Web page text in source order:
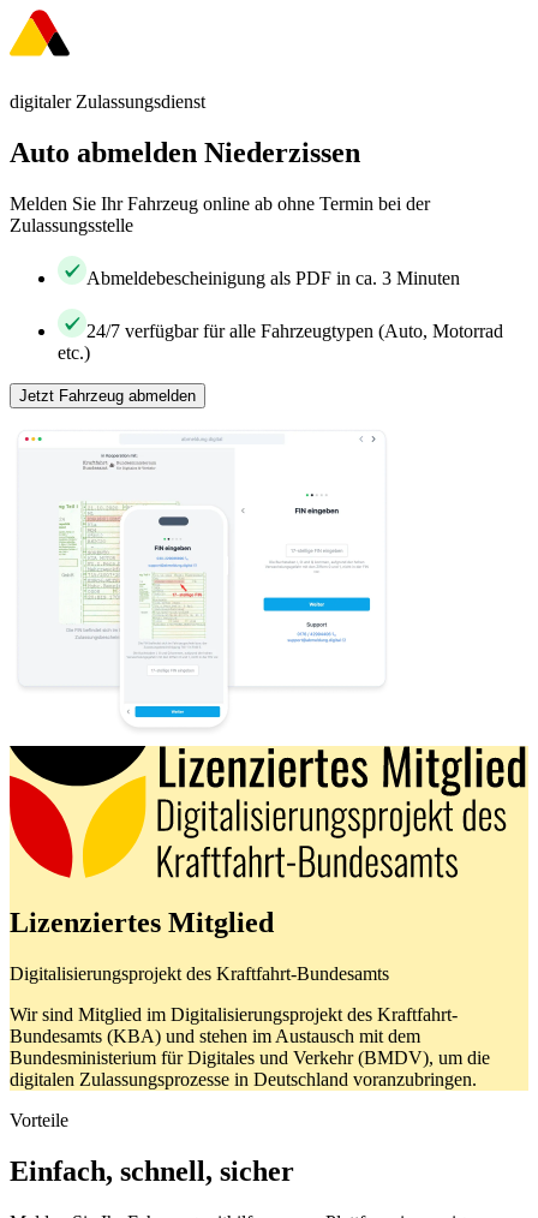
digitaler Zulassungsdienst
Auto abmelden Niederzissen
Melden Sie Ihr Fahrzeug online ab ohne Termin bei der
Zulassungsstelle
Abmeldebescheinigung als PDF in ca. 3 Minuten
24/7 verfügbar für alle Fahrzeugtypen (Auto, Motorrad
etc.)
Jetzt Fahrzeug abmelden
Lizenziertes Mitglied
Digitalisierungsprojekt des Kraftfahrt-Bundesamts
Wir sind Mitglied im Digitalisierungsprojekt des Kraftfahrt-
Bundesamts (KBA) und stehen im Austausch mit dem
Bundesministerium für Digitales und Verkehr (BMDV), um die
digitalen Zulassungsprozesse in Deutschland voranzubringen.
Vorteile
Einfach, schnell, sicher